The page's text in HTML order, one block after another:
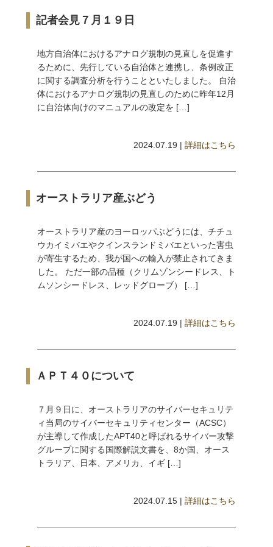
記者会見７月１９日
地方自治体におけるアナログ規制の見直しを促進す
るために、先行している自治体と連携し、条例改正
に関する調査分析を行うことといたしました。 自治
体におけるアナログ規制の見直しのために昨年12月
に自治体向けのマニュアルの改定を […]
2024.07.19 |詳細はこちら
オーストラリア産ぶどう
オーストラリア産のヨーロッパぶどうには、チチュ
ウカイミバエやクインスランドミバエといった害虫
が寄生するため、我が国への輸入が禁止されてきま
した。 ただ一部の品種（クリムゾンシードレス、ト
ムソンシードレス、レッドグローブ） […]
2024.07.19 |詳細はこちら
ＡＰＴ４０について
７月９日に、オーストラリアのサイバーセキュリテ
ィ当局のサイバーセキュリティセンター（ACSC）
が主導して作成したAPT40と呼ばれるサイバー攻撃
グループに関する国際解説文書を、8か国、オース
トラリア、日本、アメリカ、イギ […]
2024.07.15 |詳細はこちら